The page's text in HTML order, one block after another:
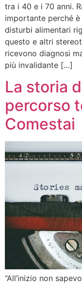
tra i 40 e i 70 anni.
importante perché
disturbi alimentari
questo e altri
ricevono diagnosi
più invalidante […]
La storia
percorso
Comestai
“All’inizio non